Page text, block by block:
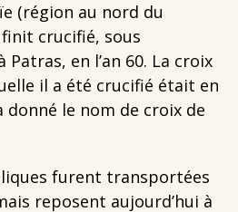
(région au nord du
crucifié, sous
Patras, en l’an 60. La croix
il a été crucifié était en
donné le nom de croix de
furent transportées
reposent aujourd’hui à